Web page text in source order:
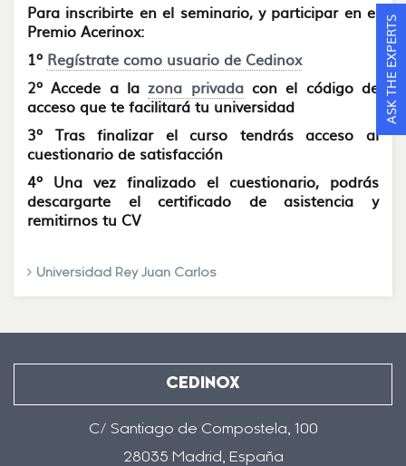
Para inscribirte en el seminario, y participar en el
Premio Acerinox:
1º Regístrate como usuario de Cedinox
2º Accede a lazona privadacon el código de
acceso que te facilitará tu universidad
3º Tras finalizar el curso tendrás acceso al
cuestionario de satisfacción
4º Una vez finalizado el cuestionario, podrás
descargarte el certificado de asistencia y
remitirnos tu CV
Universidad Rey Juan Carlos
CEDINOX
C/ Santiago de Compostela, 100
28035 Madrid, España
ASK THE EXPERTS